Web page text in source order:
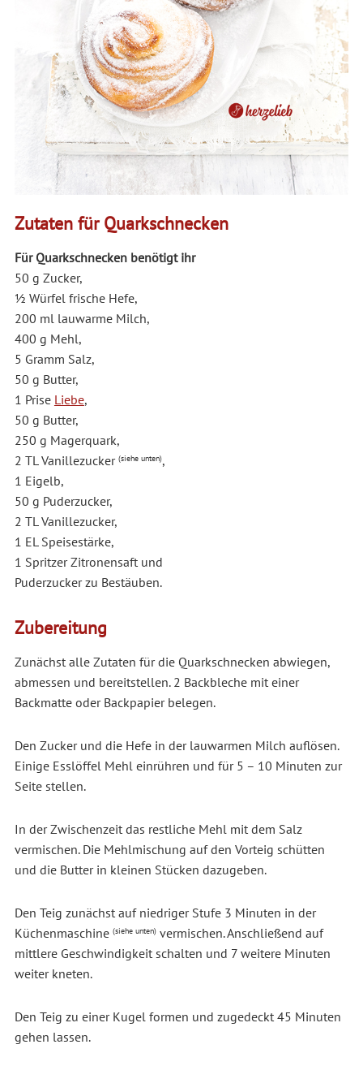
Zutaten für Quarkschnecken
Für Quarkschnecken benötigt ihr
50 g Zucker,
1⁄2 Würfel frische Hefe,
200 ml lauwarme Milch,
400 g Mehl,
5 Gramm Salz,
50 g Butter,
1 Prise Liebe,
50 g Butter,
250 g Magerquark,
2 TL Vanillezucker (siehe unten),
1 Eigelb,
50 g Puderzucker,
2 TL Vanillezucker,
1 EL Speisestärke,
1 Spritzer Zitronensaft und
Puderzucker zu Bestäuben.
Zubereitung
Zunächst alle Zutaten für die Quarkschnecken abwiegen,
abmessen und bereitstellen. 2 Backbleche mit einer
Backmatte oder Backpapier belegen.
Den Zucker und die Hefe in der lauwarmen Milch auflösen.
Einige Esslöffel Mehl einrühren und für 5 – 10 Minuten zur
Seite stellen.
In der Zwischenzeit das restliche Mehl mit dem Salz
vermischen. Die Mehlmischung auf den Vorteig schütten
und die Butter in kleinen Stücken dazugeben.
Den Teig zunächst auf niedriger Stufe 3 Minuten in der
Küchenmaschine (siehe unten)vermischen. Anschließend auf
mittlere Geschwindigkeit schalten und 7 weitere Minuten
weiter kneten.
Den Teig zu einer Kugel formen und zugedeckt 45 Minuten
gehen lassen.